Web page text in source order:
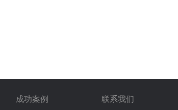
成功案例 联系我们